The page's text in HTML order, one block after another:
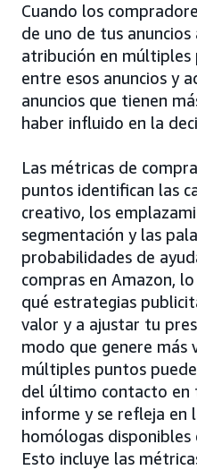
Cuando los
de uno de tus
atribución en
entre esos anuncios y
anuncios que tienen
haber influido en la
Las métricas de
puntos identifican las
creativo, los
segmentación y las
probabilidades de
compras en Amazon,
qué estrategias
valor y a ajustar tu
modo que genere más
múltiples puntos
del último contacto
informe y se refleja en
homólogas
Esto incluye las